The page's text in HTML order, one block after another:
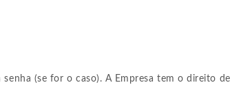
senha (se for o caso). A Empresa tem o direito